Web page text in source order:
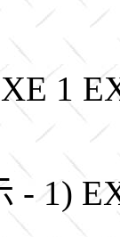
1
- 1)